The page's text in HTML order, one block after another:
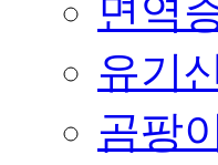
면역
유기
곰팡